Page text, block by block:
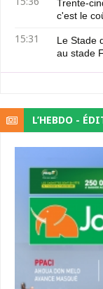
Trente-
c'est le
15:31
Le Stade
au stade
L’HEBDO -